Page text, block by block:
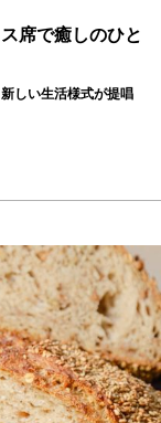
席で癒しのひと
しい生活様式が提唱